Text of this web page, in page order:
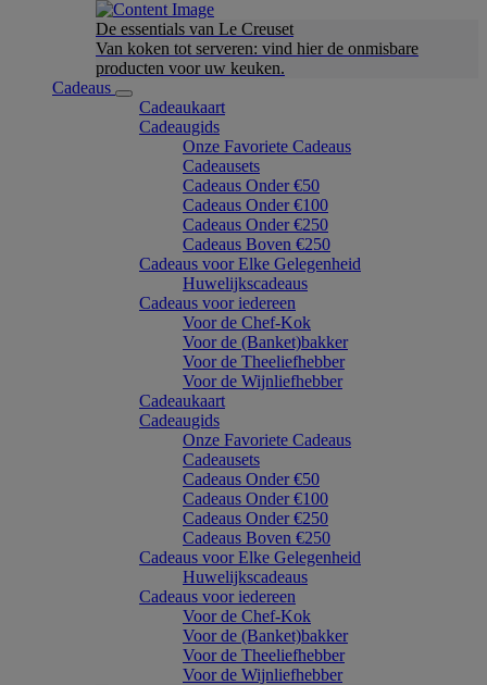
De essentials van Le Creuset
Van koken tot serveren: vind hier de onmisbare
producten voor uw keuken.
Cadeaus
Cadeaukaart
Cadeaugids
Onze Favoriete Cadeaus
Cadeausets
Cadeaus Onder €50
Cadeaus Onder €100
Cadeaus Onder €250
Cadeaus Boven €250
Cadeaus voor Elke Gelegenheid
Huwelijkscadeaus
Cadeaus voor iedereen
Voor de Chef-Kok
Voor de (Banket)bakker
Voor de Theeliefhebber
Voor de Wijnliefhebber
Cadeaukaart
Cadeaugids
Onze Favoriete Cadeaus
Cadeausets
Cadeaus Onder €50
Cadeaus Onder €100
Cadeaus Onder €250
Cadeaus Boven €250
Cadeaus voor Elke Gelegenheid
Huwelijkscadeaus
Cadeaus voor iedereen
Voor de Chef-Kok
Voor de (Banket)bakker
Voor de Theeliefhebber
Voor de Wijnliefhebber